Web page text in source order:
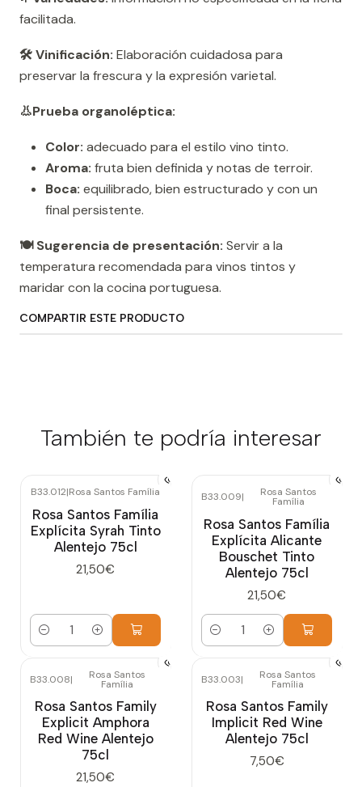
facilitada.
🛠️ Vinificación: Elaboración cuidadosa para
preservar la frescura y la expresión varietal.
👃Prueba organoléptica:
Color: adecuado para el estilo vino tinto.
Aroma: fruta bien definida y notas de terroir.
Boca: equilibrado, bien estructurado y con un
final persistente.
🍽️ Sugerencia de presentación: Servir a la
temperatura recomendada para vinos tintos y
maridar con la cocina portuguesa.
COMPARTIR ESTE PRODUCTO
También te podría interesar
B33.012|Rosa Santos Família
Rosa Santos Família
Explícita Syrah Tinto
Alentejo 75cl
21,50€
Cantidad
B33.009| Rosa Santos
Família
Rosa Santos Família
Explícita Alicante
Bouschet Tinto
Alentejo 75cl
21,50€
Cantidad
B33.008| Rosa Santos
Família
Rosa Santos Family
Explicit Amphora
Red Wine Alentejo
75cl
21,50€
B33.003| Rosa Santos
Família
Rosa Santos Family
Implicit Red Wine
Alentejo 75cl
7,50€